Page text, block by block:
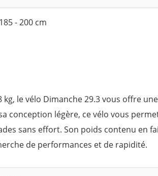
185 - 200 cm
le vélo Dimanche 29.3 vous offre une
conception légère, ce vélo vous
sans effort. Son poids contenu en
de performances et de rapidité.